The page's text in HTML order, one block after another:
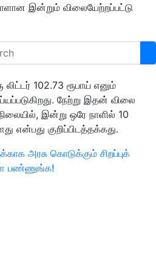
இன்றும் விலையேற்றப்பட்டு
ரூ. 36,000 பென்ஷன் பெறும்
102.73 ரூபாய் எனும்
நேற்று இதன் விலை
இன்று ஒரே நாளில் 10
என்பது குறிப்பிடத்தக்கது.
அரசு கொடுக்கும் சிறப்புக்
பண்ணுங்க!